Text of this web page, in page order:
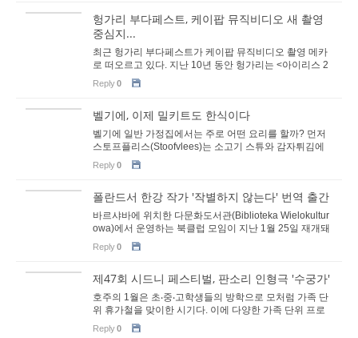
헝가리 부다페스트, 케이팝 뮤직비디오 새 촬영
중심지...
최근 헝가리 부다페스트가 케이팝 뮤직비디오 촬영 메카
로 떠오르고 있다. 지난 10년 동안 헝가리는 <아이리스 2
(2013)>, <닥터 이방인(2014)>, <맨투맨(2017)>, ...
Reply0
벨기에, 이제 밀키트도 한식이다
벨기에 일반 가정집에서는 주로 어떤 요리를 할까? 먼저
스토프플리스(Stoofvlees)는 소고기 스튜와 감자튀김에
애플무스나 샐러드를 곁들인 요리다. 스토프플리...
Reply0
폴란드서 한강 작가 '작별하지 않는다' 번역 출간
바르샤바에 위치한 다문화도서관(Biblioteka Wielokultur
owa)에서 운영하는 북클럽 모임이 지난 1월 25일 재개돼
현지 독자들을 찾았다. 캐나다 출신의 자원봉사...
Reply0
제47회 시드니 페스티벌, 판소리 인형극 '수궁가'
호주의 1월은 초‧중‧고학생들의 방학으로 모처럼 가족 단
위 휴가철을 맞이한 시기다. 이에 다양한 가족 단위 프로
그램이 기획 및 운영되고 있다. 먼저 시드니 달...
Reply0